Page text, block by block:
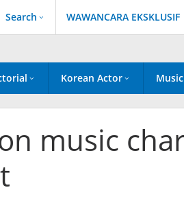
Search WAWANCARA EKSKLUSIF
Korean Actor Music
music